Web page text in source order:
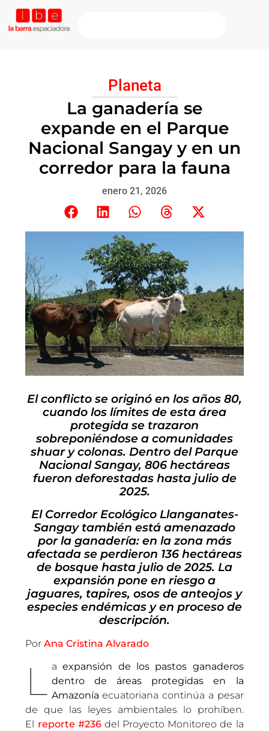
Planeta
La ganadería se
expande en el Parque
Nacional Sangay y en un
corredor para la fauna
enero 21, 2026
El conflicto se originó en los años 80,
cuando los límites de esta área
protegida se trazaron
sobreponiéndose a comunidades
shuar y colonas. Dentro del Parque
Nacional Sangay, 806 hectáreas
fueron deforestadas hasta julio de
2025.
El Corredor Ecológico Llanganates-
Sangay también está amenazado
por la ganadería: en la zona más
afectada se perdieron 136 hectáreas
de bosque hasta julio de 2025. La
expansión pone en riesgo a
jaguares, tapires, osos de anteojos y
especies endémicas y en proceso de
descripción.
PorAna Cristina Alvarado
L aexpansión de los pastos ganaderos
dentro de áreas protegidas en la
Amazonía ecuatoriana continúa a pesar
de que las leyes ambientales lo prohíben.
El reporte #236del Proyecto Monitoreo de la